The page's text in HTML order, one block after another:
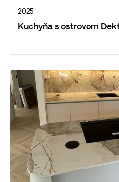
2025
Kuchyňa s ostrovom